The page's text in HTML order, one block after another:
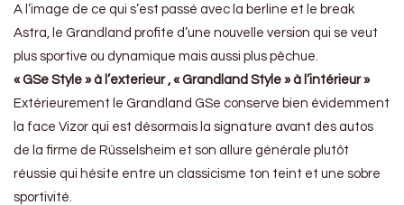
A l’image de ce qui s’est passé avec la berline et le break
Astra, le Grandland profite d’une nouvelle version qui se veut
plus sportive ou dynamique mais aussi plus pêchue.
« GSe Style » à l’exterieur , « Grandland Style » à l’intérieur »
Extérieurement le Grandland GSe conserve bien évidemment
la face Vizor qui est désormais la signature avant des autos
de la firme de Rüsselsheim et son allure générale plutôt
réussie qui hésite entre un classicisme ton teint et une sobre
sportivité.